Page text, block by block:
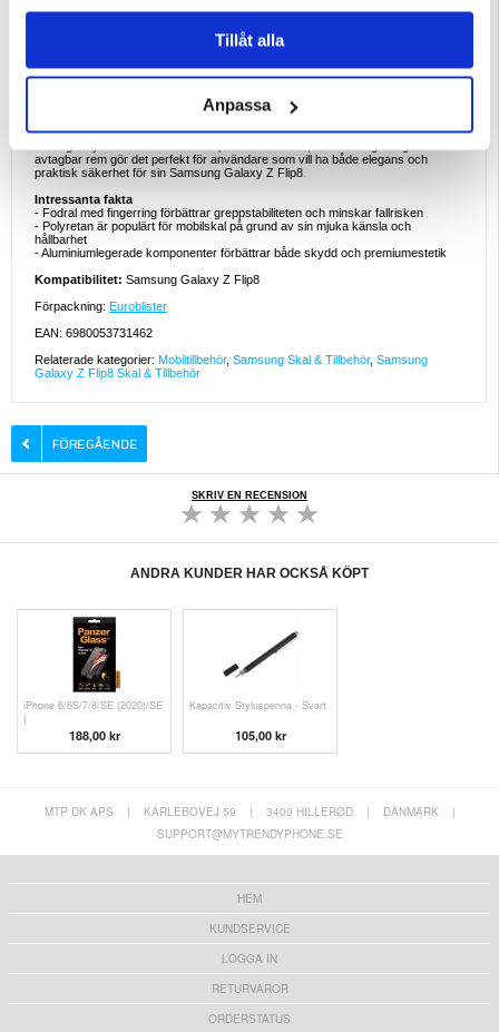
Tillåt alla
Anpassa
- Säker användning av telefonen med en hand under dagliga aktiviteter
- Säkert bärande under pendling eller resa
- Snyggt vardagsskydd på jobbet eller i skolan
Det här fodralet erbjuder en perfekt balans mellan stil, funktionalitet och
avtagbar rem gör det perfekt för användare som vill ha både elegans och
praktisk säkerhet för sin Samsung Galaxy Z Flip8.
Intressanta fakta
- Fodral med fingerring förbättrar greppstabiliteten och minskar fallrisken
- Polyretan är populärt för mobilskal på grund av sin mjuka känsla och
hållbarhet
- Aluminiumlegerade komponenter förbättrar både skydd och premiumestetik
Kompatibilitet: Samsung Galaxy Z Flip8
Förpackning: Euroblister
EAN: 6980053731462
Relaterade kategorier: Mobiltillbehör, Samsung Skal & Tillbehör, Samsung
Galaxy Z Flip8 Skal & Tillbehör
SKRIV EN RECENSION
ANDRA KUNDER HAR OCKSÅ KÖPT
iPhone 6/6S/7/8/SE (2020)/SE
(
188,00 kr
Kapacitiv Styluspenna - Svart
105,00 kr
MTP DK APS | KARLEBOVEJ 59 | 3400 HILLERØD | DANMARK
|
SUPPORT@MYTRENDYPHONE.SE
HEM
KUNDSERVICE
LOGGA IN
RETURVAROR
ORDERSTATUS